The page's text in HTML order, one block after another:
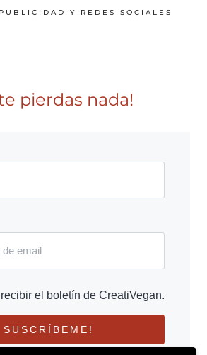
Y REDES SOCIALES
pierdas nada!
el boletín de CreatiVegan.
SUSCRÍBEME!